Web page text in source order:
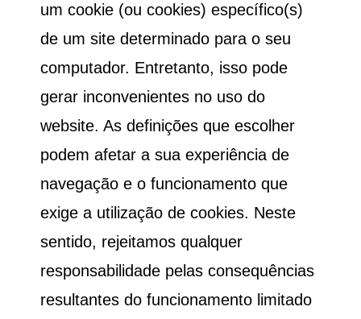
um cookie (ou cookies) específico(s)
de um site determinado para o seu
computador. Entretanto, isso pode
gerar inconvenientes no uso do
website. As definições que escolher
podem afetar a sua experiência de
navegação e o funcionamento que
exige a utilização de cookies. Neste
sentido, rejeitamos qualquer
responsabilidade pelas consequências
resultantes do funcionamento limitado